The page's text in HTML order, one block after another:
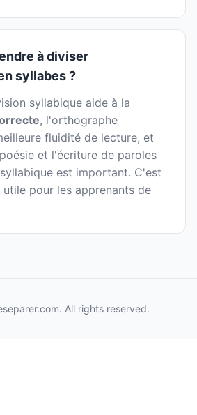
à diviser
syllabes ?
syllabique aide à la
, l'orthographe
fluidité de lecture, et
et l'écriture de paroles
est important. C'est
pour les apprenants de
All rights reserved.